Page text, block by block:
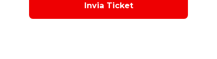
Invia Ticket